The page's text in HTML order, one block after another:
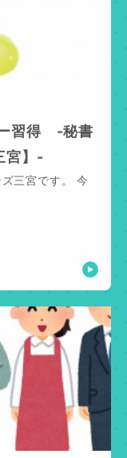
ー習得 -秘書
宮】-
三宮です。 今